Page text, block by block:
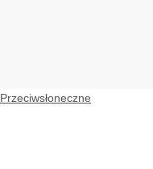
Przeciwsłoneczne